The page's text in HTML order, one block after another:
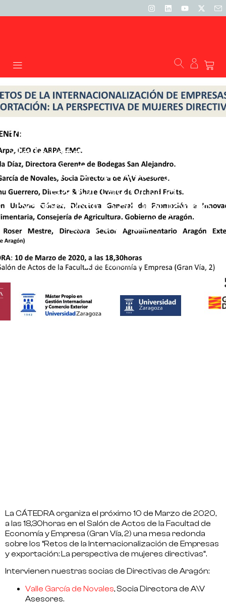
10 de marzo 2020: “Retos
de la Internacionalización
de Empresas y
exportación: La
perspectiva de mujeres
directivas”.
03/03/2020
La CÁTEDRA organiza el próximo 10 de Marzo de 2020,
a las 18,30horas en el Salón de Actos de la Facultad de
Economía y Empresa (Gran Vía, 2) una mesa redonda
sobre los “Retos de la Internacionalización de Empresas
y exportación: La perspectiva de mujeres directivas”.
Intervienen nuestras socias de Directivas de Aragón:
Valle García de Novales, Socia Directora de A\V
Asesores.